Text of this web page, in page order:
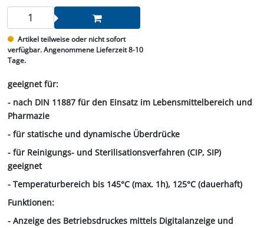
Artikel teilweise oder nicht sofort
verfügbar. Angenommene Lieferzeit 8-10
Tage.
geeignet für:
- nach DIN 11887 für den Einsatz im Lebensmittelbereich und
Pharmazie
- für statische und dynamische Überdrücke
- für Reinigungs- und Sterilisationsverfahren (CIP, SIP)
geeignet
- Temperaturbereich bis 145°C (max. 1h), 125°C (dauerhaft)
Funktionen:
- Anzeige des Betriebsdruckes mittels Digitalanzeige und